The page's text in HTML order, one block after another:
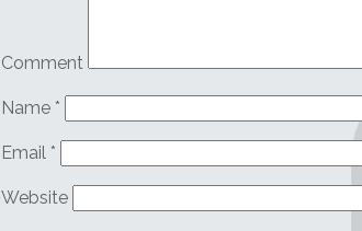
Comment
Name *
Email *
Website